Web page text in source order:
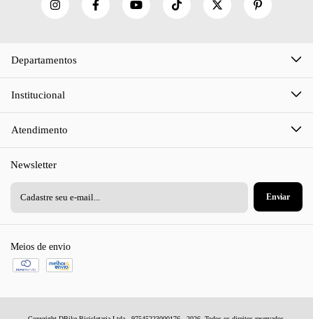
Departamentos
Institucional
Atendimento
Newsletter
Meios de envio